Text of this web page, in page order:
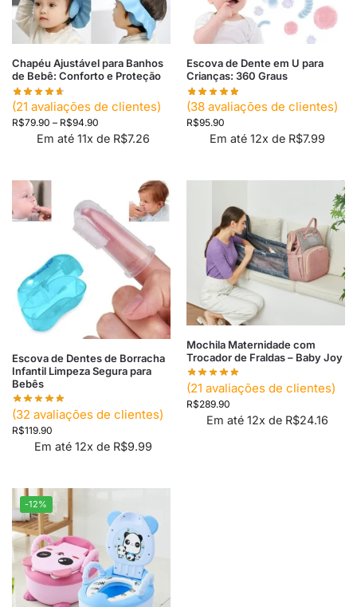
Chapéu Ajustável para Banhos
de Bebê: Conforto e Proteção
(21 avaliações de clientes)
R$79.90 – R$94.90
Em até 11x de R$7.26
Escova de Dente em U para
Crianças: 360 Graus
(38 avaliações de clientes)
R$95.90
Em até 12x de R$7.99
Escova de Dentes de Borracha
Infantil Limpeza Segura para
Bebês
(32 avaliações de clientes)
R$119.90
Em até 12x de R$9.99
Mochila Maternidade com
Trocador de Fraldas – Baby Joy
(21 avaliações de clientes)
R$289.90
Em até 12x de R$24.16
-12%